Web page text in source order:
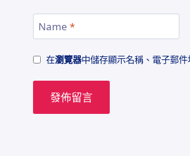
Name *
在瀏覽器中儲存顯示名稱、電子郵